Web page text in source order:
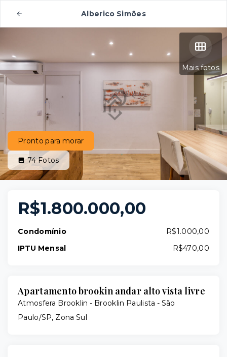
Alberico Simões
Mais fotos
Pronto para morar
74Fotos
R$1.800.000,00
Condomínio
R$1.000,00
IPTU Mensal
R$470,00
Apartamento brookin andar alto vista livre
Atmosfera Brooklin - Brooklin Paulista - São
Paulo/SP, Zona Sul